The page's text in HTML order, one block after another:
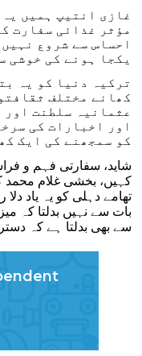
غازی انتیپ ہمیں
مؤثر غذائی سفارت
احساس سے شروع
یکجا ہونے کی خوشی
ترکیہ دنیا کو یہ
کھانے مختلف
عثمانیہ سلطنت
اور اخبارات کی
کو سمجھنے کی ایک
شاید، سفارتی فہم و
کہیں، بخشی غلام محمد
تھامے دہلی کو یہ یاد
بات سے نہیں بدلتا کہ
سے بھی بدلتا ہے کہ